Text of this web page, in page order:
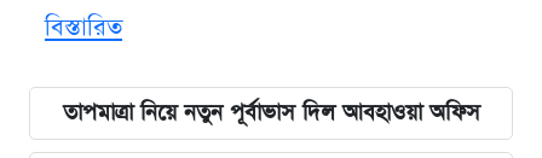
বিস্তারিত
তাপমাত্রা নিয়ে নতুন পূর্বাভাস দিল আবহাওয়া অফিস